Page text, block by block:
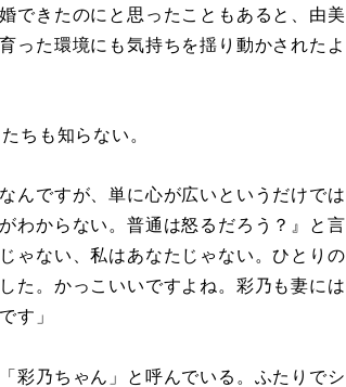
できたのにと思ったこともあると、由美
った環境にも気持ちを揺り動かされたよ
ちも知らない。
んですが、単に心が広いというだけでは
わからない。普通は怒るだろう？』と言
ゃない、私はあなたじゃない。ひとりの
た。かっこいいですよね。彩乃も妻には
す」
彩乃ちゃん」と呼んでいる。ふたりでシ